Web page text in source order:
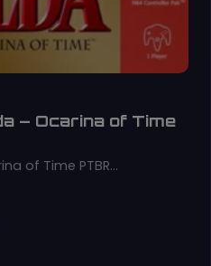
– Ocarina of Time
of Time PTBR…